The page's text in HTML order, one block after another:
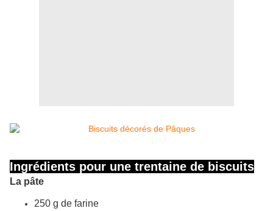
Ingrédients pour une trentaine de biscuits
La pâte
250 g de farine